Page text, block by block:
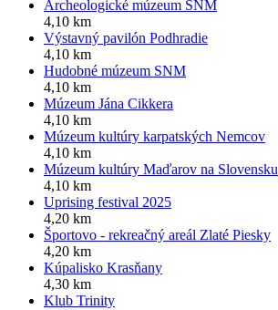
Archeologické múzeum SNM
4,10 km
Výstavný pavilón Podhradie
4,10 km
Hudobné múzeum SNM
4,10 km
Múzeum Jána Cikkera
4,10 km
Múzeum kultúry karpatských Nemcov
4,10 km
Múzeum kultúry Maďarov na Slovensku
4,10 km
Uprising festival 2025
4,20 km
Športovo - rekreačný areál Zlaté Piesky
4,20 km
Kúpalisko Krasňany
4,30 km
Klub Trinity